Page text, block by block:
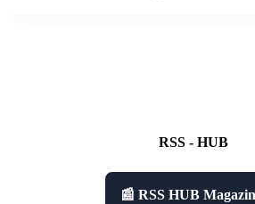
RSS - HUB
📰 RSS HUB